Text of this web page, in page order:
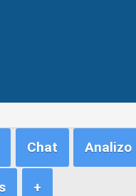
Chat Analizo
+